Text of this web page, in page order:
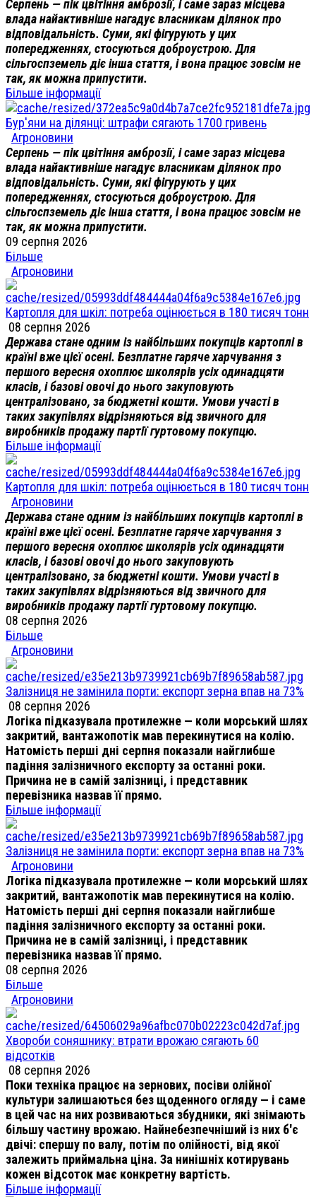
Серпень — пік цвітіння амброзії, і саме зараз місцева
влада найактивніше нагадує власникам ділянок про
відповідальність. Суми, які фігурують у цих
попередженнях, стосуються доброустрою. Для
сільгоспземель діє інша стаття, і вона працює зовсім не
так, як можна припустити.
Більше інформації
Бур'яни на ділянці: штрафи сягають 1700 гривень
Агроновини
Серпень — пік цвітіння амброзії, і саме зараз місцева
влада найактивніше нагадує власникам ділянок про
відповідальність. Суми, які фігурують у цих
попередженнях, стосуються доброустрою. Для
сільгоспземель діє інша стаття, і вона працює зовсім не
так, як можна припустити.
09 серпня 2026
Більше
Агроновини
Картопля для шкіл: потреба оцінюється в 180 тисяч тонн
08 серпня 2026
Держава стане одним із найбільших покупців картоплі в
країні вже цієї осені. Безплатне гаряче харчування з
першого вересня охоплює школярів усіх одинадцяти
класів, і базові овочі до нього закуповують
централізовано, за бюджетні кошти. Умови участі в
таких закупівлях відрізняються від звичного для
виробників продажу партії гуртовому покупцю.
Більше інформації
Картопля для шкіл: потреба оцінюється в 180 тисяч тонн
Агроновини
Держава стане одним із найбільших покупців картоплі в
країні вже цієї осені. Безплатне гаряче харчування з
першого вересня охоплює школярів усіх одинадцяти
класів, і базові овочі до нього закуповують
централізовано, за бюджетні кошти. Умови участі в
таких закупівлях відрізняються від звичного для
виробників продажу партії гуртовому покупцю.
08 серпня 2026
Більше
Агроновини
Залізниця не замінила порти: експорт зерна впав на 73%
08 серпня 2026
Логіка підказувала протилежне — коли морський шлях
закритий, вантажопотік мав перекинутися на колію.
Натомість перші дні серпня показали найглибше
падіння залізничного експорту за останні роки.
Причина не в самій залізниці, і представник
перевізника назвав її прямо.
Більше інформації
Залізниця не замінила порти: експорт зерна впав на 73%
Агроновини
Логіка підказувала протилежне — коли морський шлях
закритий, вантажопотік мав перекинутися на колію.
Натомість перші дні серпня показали найглибше
падіння залізничного експорту за останні роки.
Причина не в самій залізниці, і представник
перевізника назвав її прямо.
08 серпня 2026
Більше
Агроновини
Хвороби соняшнику: втрати врожаю сягають 60
відсотків
08 серпня 2026
Поки техніка працює на зернових, посіви олійної
культури залишаються без щоденного огляду — і саме
в цей час на них розвиваються збудники, які знімають
більшу частину врожаю. Найнебезпечніший із них б'є
двічі: спершу по валу, потім по олійності, від якої
залежить приймальна ціна. За нинішніх котирувань
кожен відсоток має конкретну вартість.
Більше інформації